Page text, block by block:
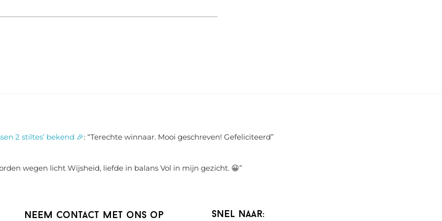
2 stiltes’ bekend 🎉: “Terechte winnaar. Mooi geschreven! Gefeliciteerd”
wegen licht Wijsheid, liefde in balans Vol in mijn gezicht. 😀”
Neem contact met ons op Snel naar: